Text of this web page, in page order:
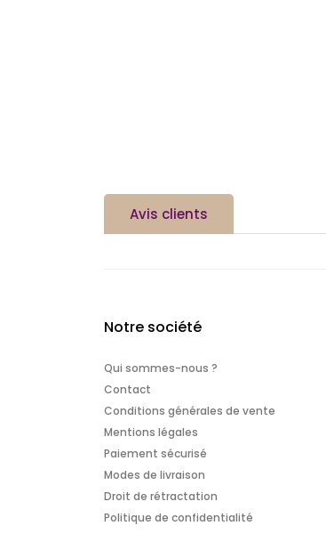
Avis clients
Notre société
Qui sommes-nous ?
Contact
Conditions générales de vente
Mentions légales
Paiement sécurisé
Modes de livraison
Droit de rétractation
Politique de confidentialité